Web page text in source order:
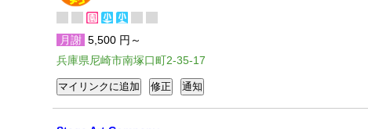
月謝 5,500 円～
兵庫県尼崎市南塚口町2-35-17